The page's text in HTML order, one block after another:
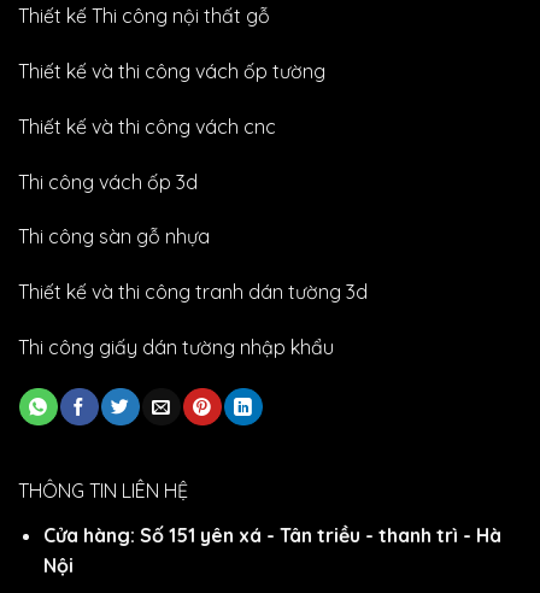
Thiết kế Thi công nội thất gỗ
Thiết kế và thi công vách ốp tường
Thiết kế và thi công vách cnc
Thi công vách ốp 3d
Thi công sàn gỗ nhựa
Thiết kế và thi công tranh dán tường 3d
Thi công giấy dán tường nhập khẩu
THÔNG TIN LIÊN HỆ
Cửa hàng: Số 151 yên xá - Tân triều - thanh trì - Hà
Nội